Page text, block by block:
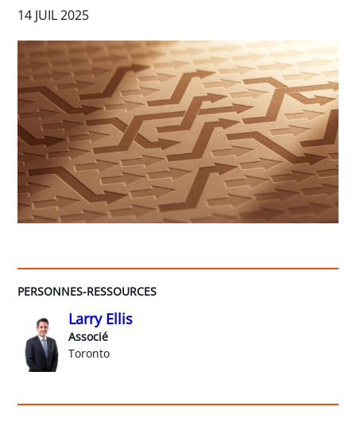
14 JUIL 2025
PERSONNES-RESSOURCES
Larry Ellis
Associé
Toronto